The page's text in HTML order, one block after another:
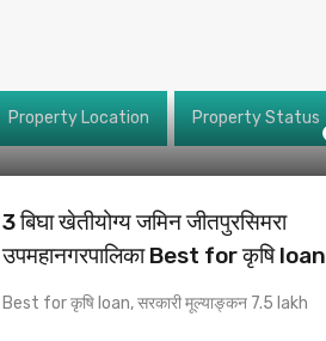
Property Location Property Status
3 बिघा खेतीयोग्य जमिन जीतपुरसिमरा
उपमहानगरपालिका Best for कृषि loan
Best for कृषि loan, सरकारी मूल्याङ्कन 7.5 lakh